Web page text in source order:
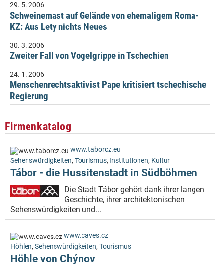
29. 5. 2006
Schweinemast auf Gelände von ehemaligem Roma-
KZ: Aus Lety nichts Neues
30. 3. 2006
Zweiter Fall von Vogelgrippe in Tschechien
24. 1. 2006
Menschenrechtsaktivist Pape kritisiert tschechische
Regierung
Firmenkatalog
www.taborcz.eu
Sehenswürdigkeiten, Tourismus, Institutionen, Kultur
Tábor - die Hussitenstadt in Südböhmen
Die Stadt Tábor gehört dank ihrer langen
Geschichte, ihrer architektonischen
Sehenswürdigkeiten und...
www.caves.cz
Höhlen, Sehenswürdigkeiten, Tourismus
Höhle von Chýnov